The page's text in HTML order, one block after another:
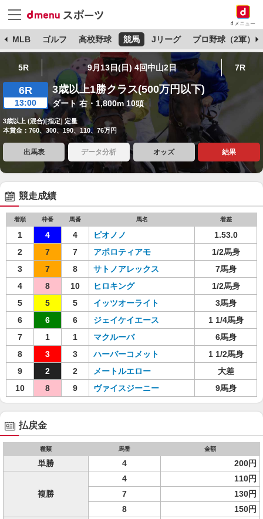
dメニュー
MLB ゴルフ 高校野球 競馬 Jリーグ プロ野球（2軍）
5R 9月13日(日) 4回中山2日 7R
6R
13:00
3歳以上1勝クラス(500万円以下)
ダート 右・1,800m 10頭
3歳以上 (混合)[指定] 定量
本賞金：760、300、190、110、76万円
出馬表 データ分析 オッズ 結果
競走成績
着順 枠番 馬番 馬名 着差
1 4 4 ピオノノ
1.53.0
2
7 7 アポロティアモ
1/2馬身
3
7 8 サトノアレックス
7馬身
4
8 10 ヒロキング
1/2馬身
5
5 5 イッツオーライト
3馬身
6
6 6 ジェイケイエース
1 1/4馬身
7
1 1 マクルーバ
6馬身
8
3 3 ハーバーコメット
1 1/2馬身
9
2 2 メートルエロー
大差
10
8 9 ヴァイスジーニー 9馬身
払戻金
種類 馬番 金額
単勝 4 200円
複勝
4
110円
7
130円
8
150円